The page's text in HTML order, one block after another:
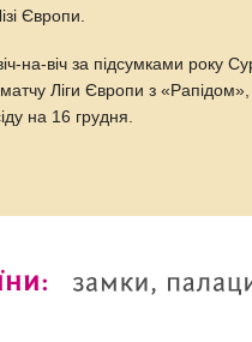
Європи.
на-віч за підсумками року
Ліги Європи з
на 16 грудня.